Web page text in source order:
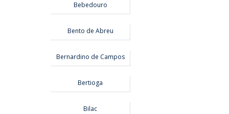
Bebedouro
Bento de Abreu
Bernardino de Campos
Bertioga
Bilac